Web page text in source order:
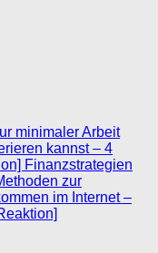
minimaler Arbeit
kannst – 4
Finanzstrategien
zur
im Internet –